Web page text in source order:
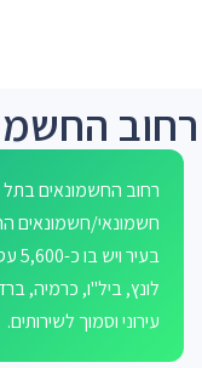
רחוב
רחוב החשמונאים
חשמונאי/חשמונאים
לונץ, ביל"ו, כרמיה,
עירוני וסמוך לשירותים.